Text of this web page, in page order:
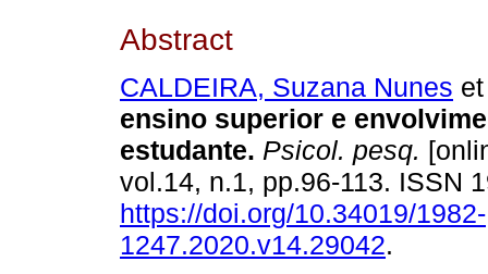
Abstract
CALDEIRA, Suzana Nunes
ensino superior e
estudante. Psicol. pesq.
vol.14, n.1, pp.96-113. ISSN
https://doi.org/10.34019/1982-
1247.2020.v14.29042.